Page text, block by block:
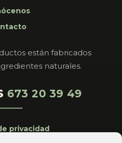
están fabricados
naturales.
673 20 39 49
privacidad